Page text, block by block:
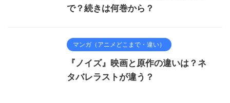
で？続きは何巻から？
マンガ（アニメどこまで・違い）
『ノイズ』映画と原作の違いは？ネ
タバレラストが違う？